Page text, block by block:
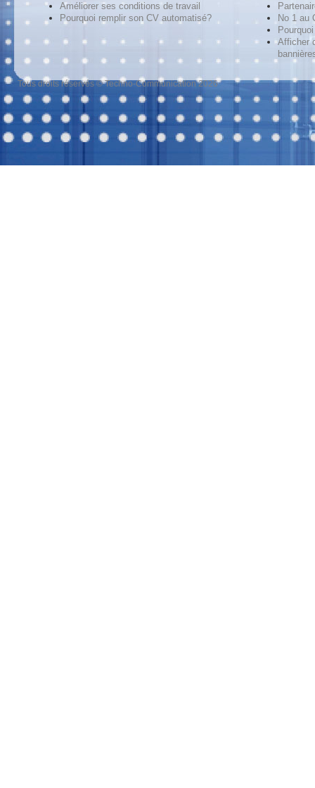
Améliorer ses conditions de travail
Pourquoi remplir son CV automatisé?
No 1 au
Afficher
Tous droits réservés © Techno-Communication 2026